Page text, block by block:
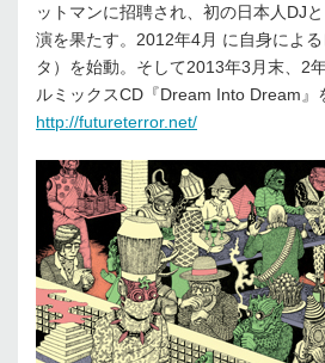
ットマンに招聘され、初の日本人DJ
演を果たす。2012年4月 に自身による
タ）を始動。そして2013年3月末、2
ルミックスCD『Dream Into Dream』
http://futureterror.net/